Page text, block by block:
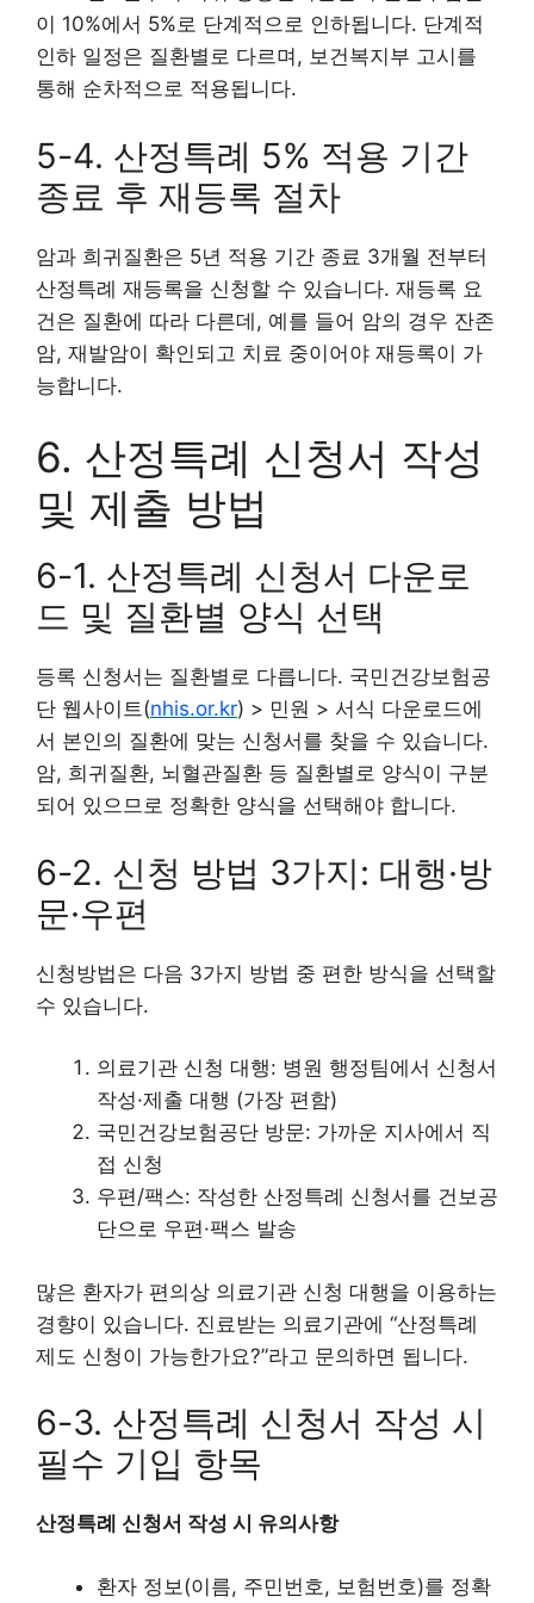
이 10%에서 5%로 단계적으로 인하됩니다. 단계적
인하 일정은 질환별로 다르며, 보건복지부 고시를
통해 순차적으로 적용됩니다.
5-4. 산정특례 5% 적용 기간
종료 후 재등록 절차
암과 희귀질환은 5년 적용 기간 종료 3개월 전부터
산정특례 재등록을 신청할 수 있습니다. 재등록 요
건은 질환에 따라 다른데, 예를 들어 암의 경우 잔존
암, 재발암이 확인되고 치료 중이어야 재등록이 가
능합니다.
6. 산정특례 신청서 작성
및 제출 방법
6-1. 산정특례 신청서 다운로
드 및 질환별 양식 선택
등록 신청서는 질환별로 다릅니다. 국민건강보험공
단 웹사이트(nhis.or.kr) > 민원 > 서식 다운로드에
서 본인의 질환에 맞는 신청서를 찾을 수 있습니다.
암, 희귀질환, 뇌혈관질환 등 질환별로 양식이 구분
되어 있으므로 정확한 양식을 선택해야 합니다.
6-2. 신청 방법 3가지: 대행·방
문·우편
신청방법은 다음 3가지 방법 중 편한 방식을 선택할
수 있습니다.
의료기관 신청 대행: 병원 행정팀에서 신청서
작성·제출 대행 (가장 편함)
국민건강보험공단 방문: 가까운 지사에서 직
접 신청
우편/팩스: 작성한 산정특례 신청서를 건보공
단으로 우편·팩스 발송
많은 환자가 편의상 의료기관 신청 대행을 이용하는
경향이 있습니다. 진료받는 의료기관에 “산정특례
제도 신청이 가능한가요?”라고 문의하면 됩니다.
6-3. 산정특례 신청서 작성 시
필수 기입 항목
산정특례 신청서 작성 시 유의사항
환자 정보(이름, 주민번호, 보험번호)를 정확